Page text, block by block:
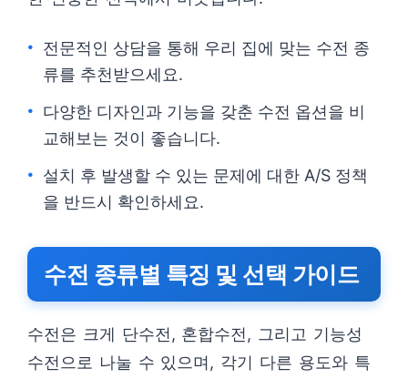
전문적인 상담을 통해 우리 집에 맞는 수전 종
류를 추천받으세요.
다양한 디자인과 기능을 갖춘 수전 옵션을 비
교해보는 것이 좋습니다.
설치 후 발생할 수 있는 문제에 대한 A/S 정책
을 반드시 확인하세요.
수전 종류별 특징 및 선택 가이드
수전은 크게 단수전, 혼합수전, 그리고 기능성
수전으로 나눌 수 있으며, 각기 다른 용도와 특